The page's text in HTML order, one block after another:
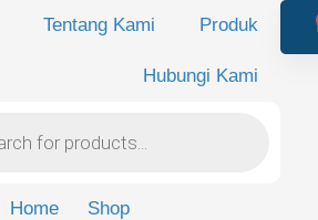
Tentang Kami Produk
Hubungi Kami
Home Shop